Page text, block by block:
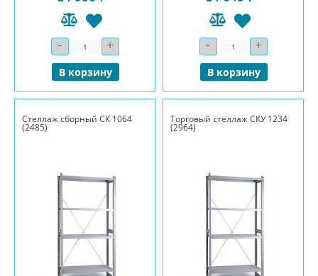
- Количество+
В корзину
- Количество+
В корзину
Стеллаж сборный СК 1064
(2485)
Торговый стеллаж СКУ 1234
(2964)